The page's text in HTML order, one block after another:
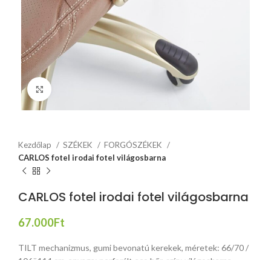
Kezdőlap SZÉKEK
FORGÓSZÉKEK
CARLOS fotel irodai fotel világosbarna
CARLOS fotel irodai fotel világosbarna
67.000Ft
TILT mechanizmus, gumi bevonatú kerekek, méretek: 66/70 /